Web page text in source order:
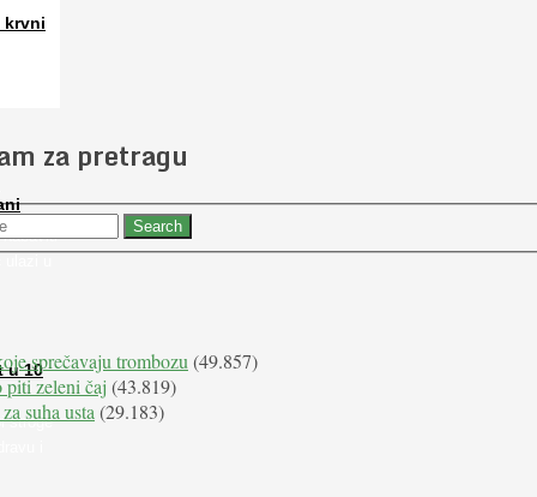
krvni
u 10
stroge
i
za pretragu
sprečavaju trombozu (49.857)
piti zeleni čaj (43.819)
suha usta (29.183)